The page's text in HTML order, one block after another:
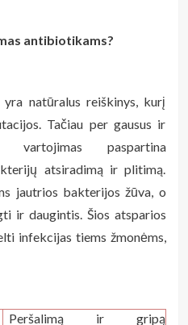
antibiotikams?
natūralus reiškinys, kurį
Tačiau per gausus ir
vartojimas paspartina
atsiradimą ir plitimą.
jautrios bakterijos žūva, o
ir daugintis. Šios atsparios
infekcijas tiems žmonėms,
Peršalimą ir gripą